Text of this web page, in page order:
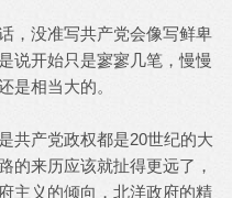
，没准写共产党会像写鲜卑
开始只是寥寥几笔，慢慢
是相当大的。
共产党政权都是20世纪的大
的来历应该就扯得更远了，
主义的倾向，北洋政府的精